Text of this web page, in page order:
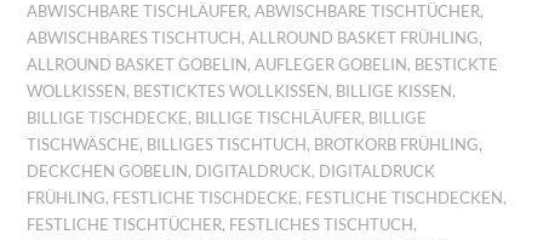
ABWISCHBARE TISCHLÄUFER,ABWISCHBARE TISCHTÜCHER,
ABWISCHBARES TISCHTUCH ,ALLROUND BASKET FRÜHLING,
ALLROUND BASKET GOBELIN ,AUFLEGER GOBELIN , BESTICKTE
WOLLKISSEN , BESTICKTES WOLLKISSEN , BILLIGE KISSEN ,
BILLIGE TISCHDECKE, BILLIGE TISCHLÄUFER, BILLIGE
TISCHWÄSCHE, BILLIGES TISCHTUCH , BROTKORB FRÜHLING,
DECKCHEN GOBELIN , DIGITALDRUCK, DIGITALDRUCK
FRÜHLING, FESTLICHE TISCHDECKE, FESTLICHE TISCHDECKEN ,
FESTLICHE TISCHTÜCHER, FESTLICHES TISCHTUCH ,